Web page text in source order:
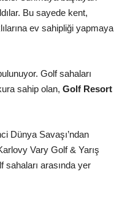
Bu sayede kent,
ev sahipliği yapmaya
Golf sahaları
sahip olan, Golf Resort
Dünya Savaşı’ndan
Vary Golf & Yarış
arasında yer